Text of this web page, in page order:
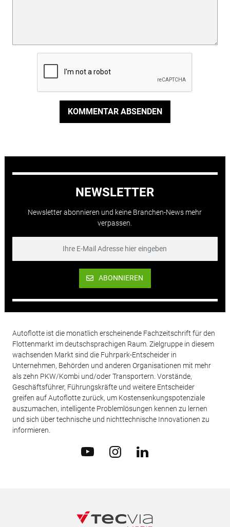
KOMMENTAR ABSENDEN
NEWSLETTER
Newsletter abonnieren und keine Branchen-News mehr
verpassen.
ABONNIEREN
Autoflotte ist die monatlich erscheinende Fachzeitschrift für den
Flottenmarkt im deutschsprachigen Raum. Zielgruppe in diesem
wachsenden Markt sind die Fuhrpark-Entscheider in
Unternehmen, Behörden und anderen Organisationen mit mehr
als zehn PKW/Kombi und/oder Transportern. Vorstände,
Geschäftsführer, Führungskräfte und weitere Entscheider
greifen auf Autoflotte zurück, um Kostensenkungspotenziale
auszumachen, intelligente Problemlösungen kennen zu lernen
und sich über technische und nichttechnische Innovationen zu
informieren.